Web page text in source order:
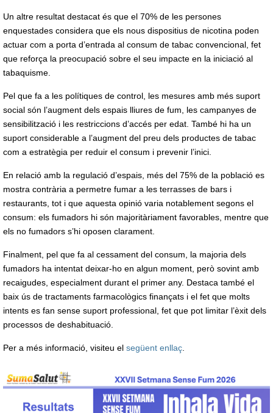
Un altre resultat destacat és que el 70% de les persones
enquestades considera que els nous dispositius de nicotina poden
actuar com a porta d’entrada al consum de tabac convencional, fet
que reforça la preocupació sobre el seu impacte en la iniciació al
tabaquisme.
Pel que fa a les polítiques de control, les mesures amb més suport
social són l’augment dels espais lliures de fum, les campanyes de
sensibilització i les restriccions d’accés per edat. També hi ha un
suport considerable a l’augment del preu dels productes de tabac
com a estratègia per reduir el consum i prevenir l’inici.
En relació amb la regulació d’espais, més del 75% de la població es
mostra contrària a permetre fumar a les terrasses de bars i
restaurants, tot i que aquesta opinió varia notablement segons el
consum: els fumadors hi són majoritàriament favorables, mentre que
els no fumadors s’hi oposen clarament.
Finalment, pel que fa al cessament del consum, la majoria dels
fumadors ha intentat deixar-ho en algun moment, però sovint amb
recaigudes, especialment durant el primer any. Destaca també el
baix ús de tractaments farmacològics finançats i el fet que molts
intents es fan sense suport professional, fet que pot limitar l’èxit dels
processos de deshabituació.
Per a més informació, visiteu el següent enllaç.